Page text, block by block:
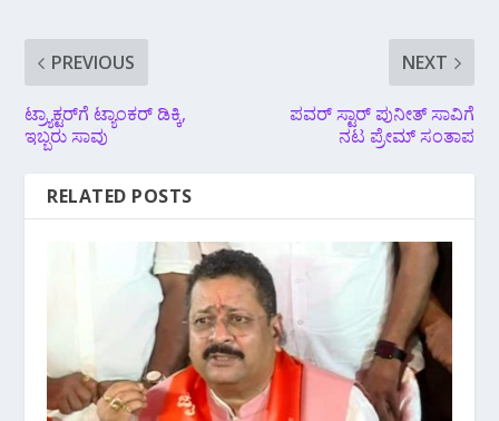
PREVIOUS
ಟ್ರ್ಯಾಕ್ಟರ್‌ಗೆ ಟ್ಯಾಂಕರ್‌ ಡಿಕ್ಕಿ,
ಇಬ್ಬರು ಸಾವು
NEXT
ಪವರ್ ಸ್ಟಾರ್ ಪುನೀತ್ ಸಾವಿಗೆ
ನಟ ಪ್ರೇಮ್ ಸಂತಾಪ
RELATED POSTS